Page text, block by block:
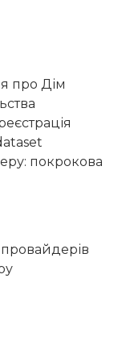
про Дім
покрокова
провайдерів